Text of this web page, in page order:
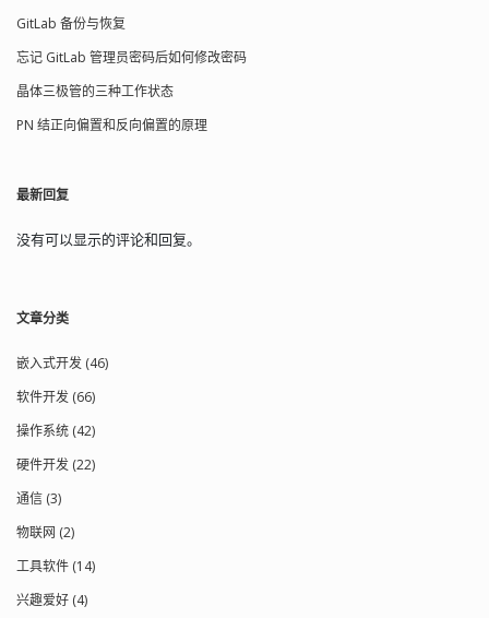
GitLab 备份与恢复
忘记 GitLab 管理员密码后如何修改密码
晶体三极管的三种工作状态
PN 结正向偏置和反向偏置的原理
最新回复
没有可以显示的评论和回复。
文章分类
嵌入式开发 (46)
软件开发 (66)
操作系统 (42)
硬件开发 (22)
通信 (3)
物联网 (2)
工具软件 (14)
兴趣爱好 (4)